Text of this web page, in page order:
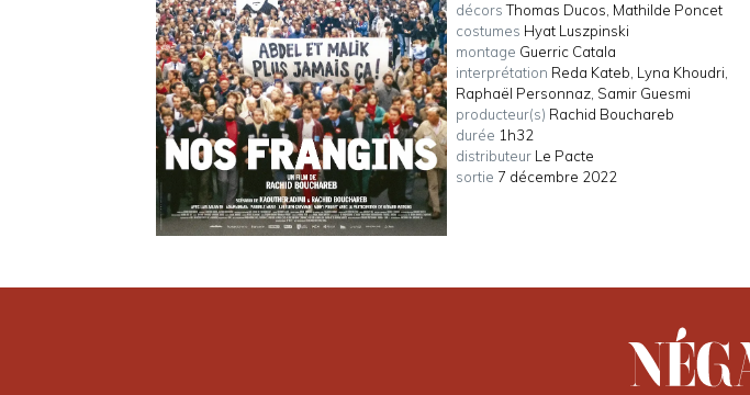
décorsThomas Ducos, Mathilde Poncet
costumes Hyat Luszpinski
montage Guerric Catala
interprétation Reda Kateb, Lyna Khoudri,
Raphaël Personnaz, Samir Guesmi
producteur(s) Rachid Bouchareb
durée 1h32
distributeur Le Pacte
sortie 7 décembre 2022